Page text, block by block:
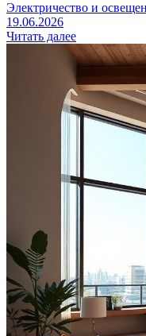
Электричество и
19.06.2026
Читать далее